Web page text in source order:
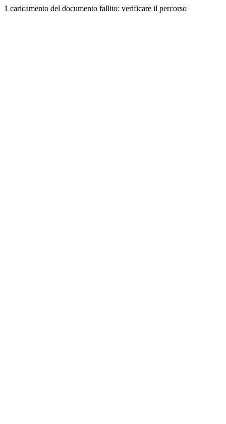
1 caricamento del documento fallito: verificare il percorso